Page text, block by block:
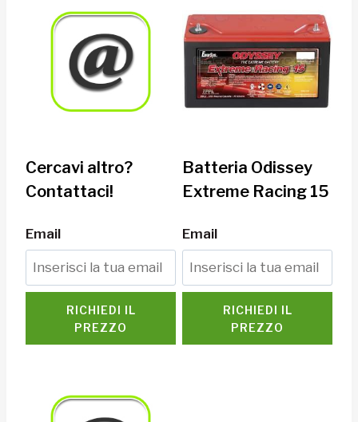
Cercavi altro?
Contattaci!
Email
RICHIEDI IL
PREZZO
Batteria Odissey
Extreme Racing 15
Email
RICHIEDI IL
PREZZO